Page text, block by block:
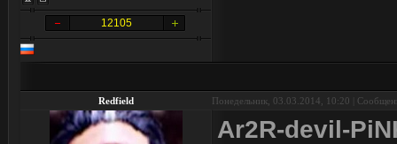
12105
Redfield Понедельник, 03.03.2014, 10:20 |
Ar2R-devil-